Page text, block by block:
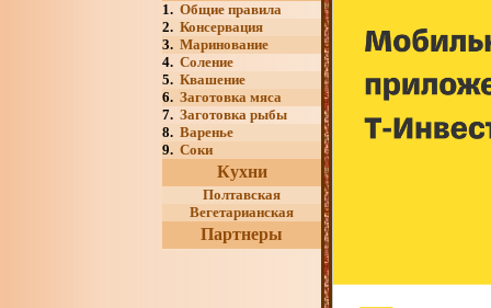
1. Общие правила
2. Консервация
3. Маринование
4. Соление
5. Квашение
6. Заготовка мяса
7. Заготовка рыбы
8. Варенье
9. Соки
Кухни
Полтавская
Вегетарианская
Партнеры